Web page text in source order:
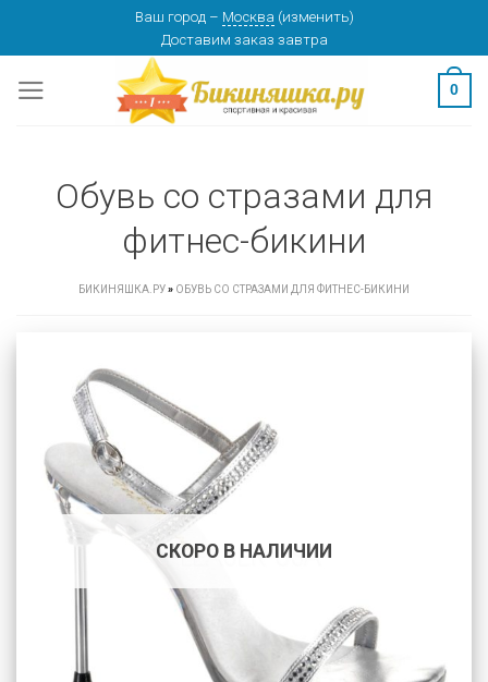
content
Ваш город – Москва (изменить)
Доставим заказ завтра
0
Обувь со стразами для
фитнес-бикини
БИКИНЯШКА.РУ» ОБУВЬ СО СТРАЗАМИ ДЛЯ ФИТНЕС-БИКИНИ
СКОРО В НАЛИЧИИ